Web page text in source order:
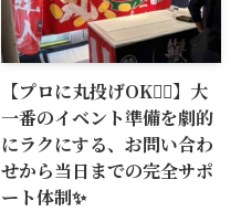
【プロに丸投げOK🙆‍♂️】大
一番のイベント準備を劇的
にラクにする、お問い合わ
せから当日までの完全サポ
ート体制✨